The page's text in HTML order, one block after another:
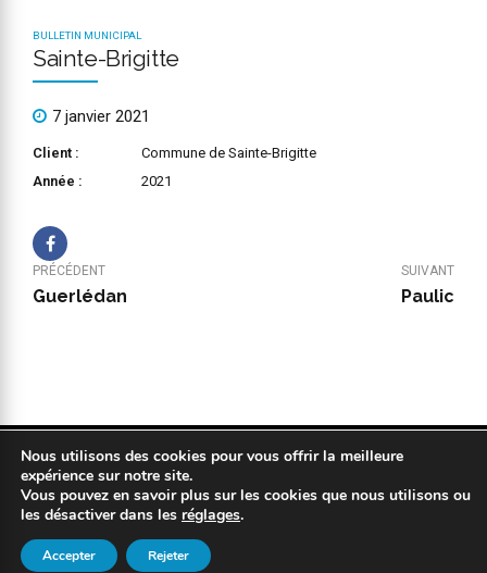
BULLETIN MUNICIPAL
Sainte-Brigitte
7 janvier 2021
Client :
Commune de Sainte-Brigitte
Année :
2021
PRÉCÉDENT
Guerlédan
SUIVANT
Paulic
Copyright 2019 © COPYPLAN. Tous droits réservés |Mentions légales
|Politique de confidentialité
Nous utilisons des cookies pour vous offrir la meilleure
expérience sur notre site.
Vous pouvez en savoir plus sur les cookies que nous utilisons ou
les désactiver dans les réglages.
Accepter Rejeter